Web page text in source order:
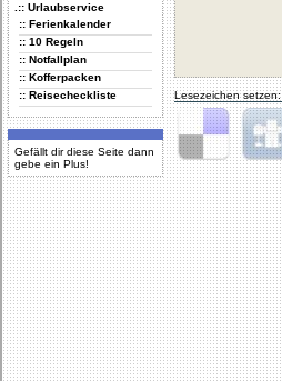
.:: Urlaubservice
:: Ferienkalender
:: 10 Regeln
:: Notfallplan
:: Kofferpacken
:: Reisecheckliste
Gefällt dir diese Seite dann
gebe ein Plus!
Lesezeichen setzen:
Delicious Digg